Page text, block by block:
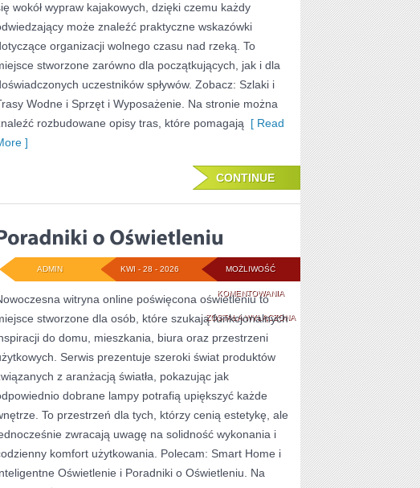
WODNE
wokół wypraw kajakowych, dzięki czemu każdy
może znaleźć praktyczne wskazówki
organizacji wolnego czasu nad rzeką. To
stworzone zarówno dla początkujących, jak i dla
uczestników spływów. Zobacz: Szlaki i
Wodne i Sprzęt i Wyposażenie. Na stronie można
rozbudowane opisy tras, które pomagają [ Read
]
CONTINUE
MOŻLIWOŚĆ
KOMENTOWANIAPORADNIKI
O
OŚWIETLENIU
ZOSTAŁA WYŁĄCZONA
KWI - 28 - 2026
ADMIN
witryna online poświęcona oświetleniu to
stworzone dla osób, które szukają funkcjonalnych
do domu, mieszkania, biura oraz przestrzeni
Serwis prezentuje szeroki świat produktów
z aranżacją światła, pokazując jak
dobrane lampy potrafią upiększyć każde
To przestrzeń dla tych, którzy cenią estetykę, ale
zwracają uwagę na solidność wykonania i
komfort użytkowania. Polecam: Smart Home i
Oświetlenie i Poradniki o Oświetleniu. Na